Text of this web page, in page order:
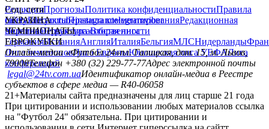
РедакцияПрогнозыПолитика конфиденциальностиПравила
сайтуКонтактыПравила комментированияРедакционная
политикаСтруктура собственности
Соц. сети
facebookxyoutubeinstagramtelegramviber
УКРАИНА
УкраинаПервая лигаВторая лига
ЧЕМПИОНАТЫ
ГерманияИспанияАнглияИталияБельгияМЛСНидерланды
ЕВРОКУБКИ
Лига чемпионовЛига ЕвропыЮношеская лига УЕФАЛига
конференций
Онлайн-медиа «Футбол 24»пл. Галицкая, дом. 15, м. Львов,
79008Телефон +380 (32) 229-77-77Адрес электронной почты
legal@24tv.com.uaИдентификатор онлайн-медиа в Реестре
субъектов в сфере медиа — R40-06058
21+Материалы сайта предназначены для лиц старше 21 года
При цитировании и использовании любых материалов ссылка
на "Футбол 24" обязательна. При цитировании и